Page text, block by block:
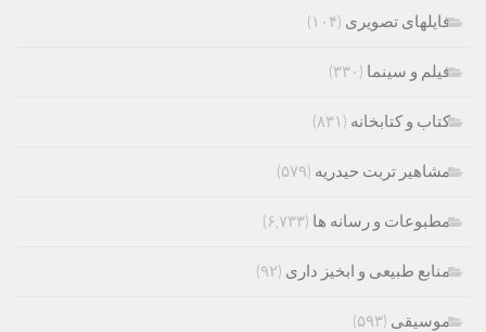
فایلهای تصویری (۱۰۴)
فیلم و سینما (۳۳۰)
کتاب و کتابخانه (۸۳۱)
مشاهیر تربت حیدریه (۵۷۹)
مطبوعات و رسانه ها (۶,۷۳۳)
منابع طبیعی و ابخیز داری (۹۲)
موسیقی (۵۹۳)